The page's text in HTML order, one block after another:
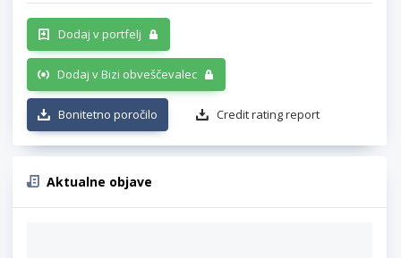
Dodaj v portfelj
Dodaj v Bizi obveščevalec
Bonitetno poročilo Credit rating report
Aktualne objave